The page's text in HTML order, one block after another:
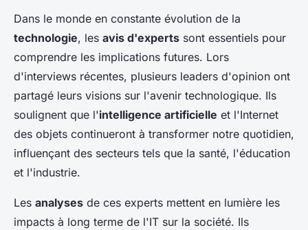
Dans le monde en constante évolution de la
technologie, les avis d'experts sont essentiels pour
comprendre les implications futures. Lors
d'interviews récentes, plusieurs leaders d'opinion ont
partagé leurs visions sur l'avenir technologique. Ils
soulignent que l'intelligence artificielle et l'Internet
des objets continueront à transformer notre quotidien,
influençant des secteurs tels que la santé, l'éducation
et l'industrie.
Les analyses de ces experts mettent en lumière les
impacts à long terme de l'IT sur la société. Ils